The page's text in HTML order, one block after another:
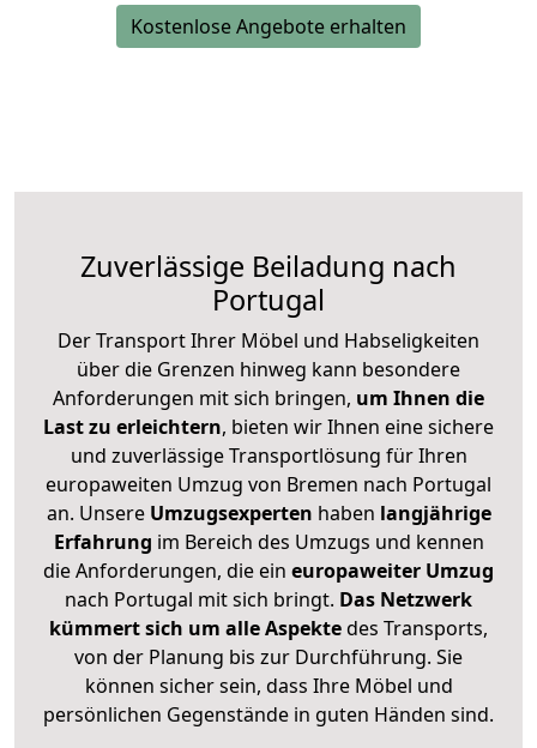
Kostenlose Angebote erhalten
Zuverlässige Beiladung nach
Portugal
Der Transport Ihrer Möbel und Habseligkeiten
über die Grenzen hinweg kann besondere
Anforderungen mit sich bringen, um Ihnen die
Last zu erleichtern, bieten wir Ihnen eine sichere
und zuverlässige Transportlösung für Ihren
europaweiten Umzug von Bremen nach Portugal
an. Unsere Umzugsexperten haben langjährige
Erfahrung im Bereich des Umzugs und kennen
die Anforderungen, die ein europaweiter Umzug
nach Portugal mit sich bringt. Das Netzwerk
kümmert sich um alle Aspektedes Transports,
von der Planung bis zur Durchführung. Sie
können sicher sein, dass Ihre Möbel und
persönlichen Gegenstände in guten Händen sind.